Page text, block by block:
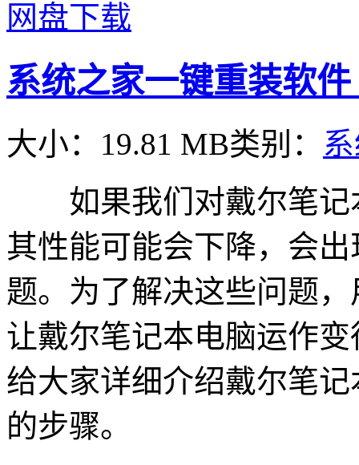
网盘下载
系统之家一键重装软件
大小：19.81 MB类别：
如果我们对戴尔笔记
其性能可能会下降，会
题。为了解决这些问题
让戴尔笔记本电脑运作
给大家详细介绍戴尔笔
的步骤。